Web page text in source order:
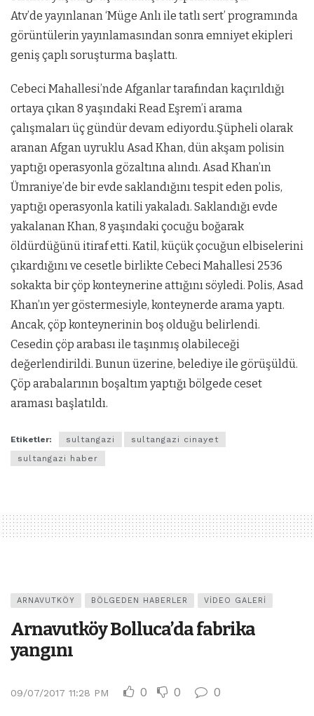
Atv’de yayınlanan ‘Müge Anlı ile tatlı sert’ programında
görüntülerin yayınlamasından sonra emniyet ekipleri
geniş çaplı soruşturma başlattı.
Cebeci Mahallesi’nde Afganlar tarafından kaçırıldığı
ortaya çıkan 8 yaşındaki Read Eşrem’i arama
çalışmaları üç gündür devam ediyordu.Şüpheli olarak
aranan Afgan uyruklu Asad Khan, dün akşam polisin
yaptığı operasyonla gözaltına alındı. Asad Khan’ın
Ümraniye’de bir evde saklandığını tespit eden polis,
yaptığı operasyonla katili yakaladı. Saklandığı evde
yakalanan Khan, 8 yaşındaki çocuğu boğarak
öldürdüğünü itiraf etti. Katil, küçük çocuğun elbiselerini
çıkardığını ve cesetle birlikte Cebeci Mahallesi 2536
sokakta bir çöp konteynerine attığını söyledi. Polis, Asad
Khan’ın yer göstermesiyle, konteynerde arama yaptı.
Ancak, çöp konteynerinin boş olduğu belirlendi.
Cesedin çöp arabası ile taşınmış olabileceği
değerlendirildi. Bunun üzerine, belediye ile görüşüldü.
Çöp arabalarının boşaltım yaptığı bölgede ceset
araması başlatıldı.
Etiketler: sultangazi
sultangazi cinayet
sultangazi haber
ARNAVUTKÖY BÖLGEDEN HABERLER VIDEO GALERI
Arnavutköy Bolluca’da fabrika
yangını
09/07/2017 11:28 PM 0 0 0